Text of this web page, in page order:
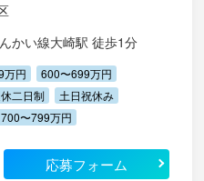
かい線大崎駅 徒歩1分
万円
600〜699万円
二日制
土日祝休み
700〜799万円
応募フォーム